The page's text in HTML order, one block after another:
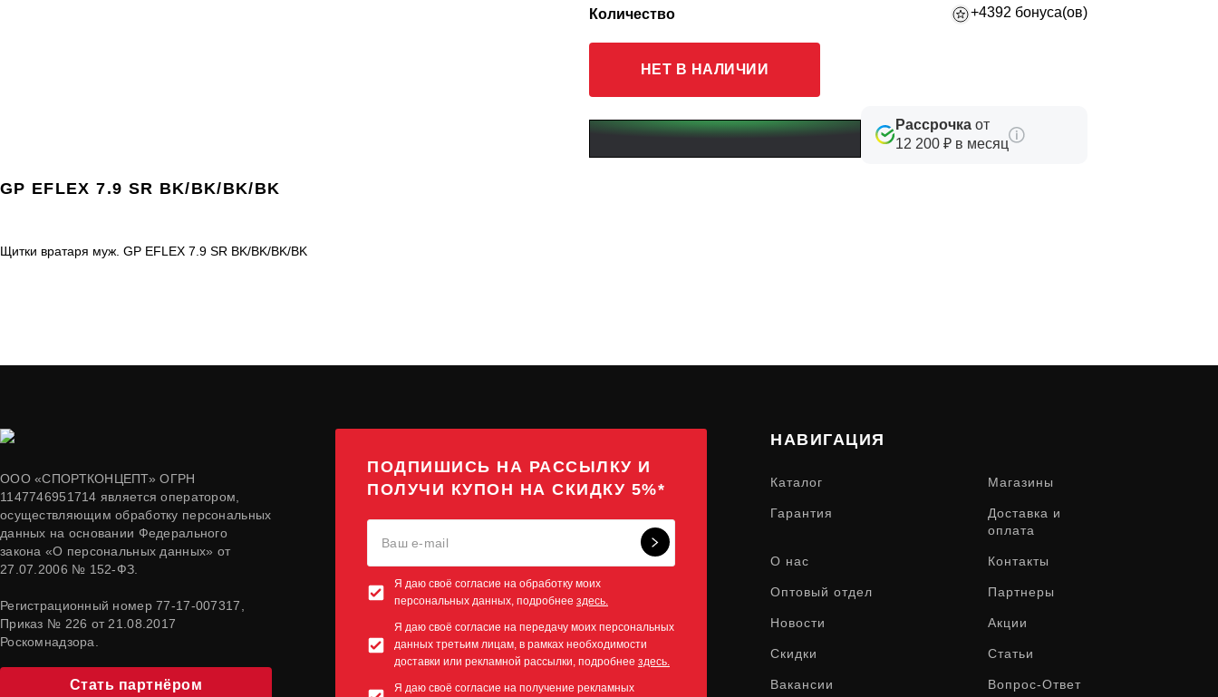
Количество +4392 бонуса(ов)
НЕТ В НАЛИЧИИ
Рассрочка от
12 200 ₽ в месяц
GP EFLEX 7.9 SR BK/BK/BK/BK
Щитки вратаря муж. GP EFLEX 7.9 SR BK/BK/BK/BK
ООО «СПОРТКОНЦЕПТ» ОГРН
1147746951714 является оператором,
осуществляющим обработку персональных
данных на основании Федерального
закона «О персональных данных» от
27.07.2006 № 152-ФЗ.
Регистрационный номер 77-17-007317,
Приказ № 226 от 21.08.2017
Роскомнадзора.
Стать партнёром
ПОДПИШИСЬ НА РАССЫЛКУ И
ПОЛУЧИ КУПОН НА СКИДКУ 5%*
Я даю своё согласие на обработку моих
персональных данных, подробнее здесь.
Я даю своё согласие на передачу моих персональных
данных третьим лицам, в рамках необходимости
доставки или рекламной рассылки, подробнее здесь.
Я даю своё согласие на получение рекламных
НАВИГАЦИЯ
Каталог Магазины
Гарантия
Доставка и
оплата
О нас Контакты
Оптовый отдел Партнеры
Новости Акции
Скидки Статьи
Вакансии Вопрос-Ответ